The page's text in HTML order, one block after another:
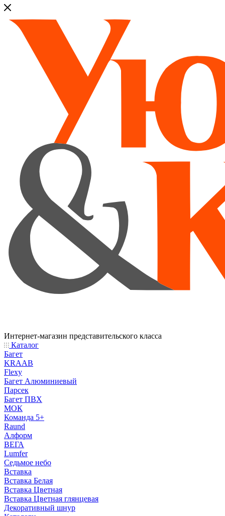
Интернет-магазин представительского класса
Каталог
Багет
KRAAB
Flexy
Багет Алюминиевый
Парсек
Багет ПВХ
МОК
Команда 5+
Raund
Алформ
ВЕГА
Lumfer
Седьмое небо
Вставка
Вставка Белая
Вставка Цветная
Вставка Цветная глянцевая
Декоративный шнур